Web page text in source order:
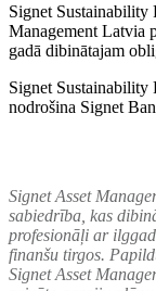
Signet Sustainability
Management Latvia
gadā dibinātajam
Signet
nodrošina Signet
Signet Asset
sabiedrība, kas
profesionāļi ar
finanšu tirgos.
Signet Asset